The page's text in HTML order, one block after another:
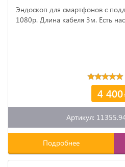
Эндоскоп для смартфонов с
1080p. Длина кабеля 3м. Есть
4 400
Артикул:
Подробнее